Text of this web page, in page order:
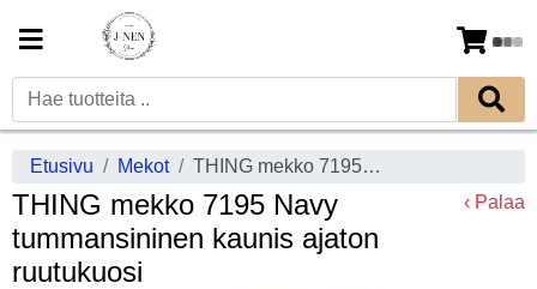
Etusivu Mekot THING mekko 7195 Navy tummansininen kaunis ajaton ruutukuosi
THING mekko 7195 Navy
tummansininen kaunis ajaton
ruutukuosi
‹ Palaa